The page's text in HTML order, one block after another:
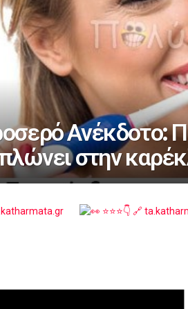
Ανέκδοτο:
στην